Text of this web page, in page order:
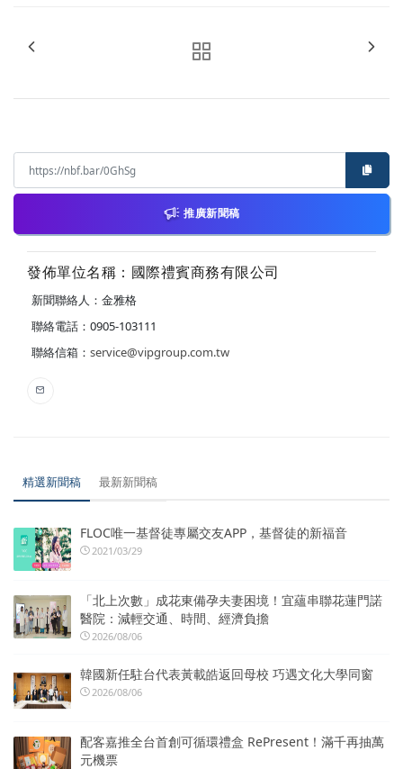
推廣新聞稿
發佈單位名稱：國際禮賓商務有限公司
新聞聯絡人：金雅格
聯絡電話：0905-103111
聯絡信箱： service@vipgroup.com.tw
精選新聞稿 最新新聞稿
FLOC唯一基督徒專屬交友APP，基督徒的新福音
2021/03/29
「北上次數」成花東備孕夫妻困境！宜蘊串聯花蓮門諾
醫院：減輕交通、時間、經濟負擔
2026/08/06
韓國新任駐台代表黃載皓返回母校 巧遇文化大學同窗
2026/08/06
配客嘉推全台首創可循環禮盒 RePresent！滿千再抽萬
元機票